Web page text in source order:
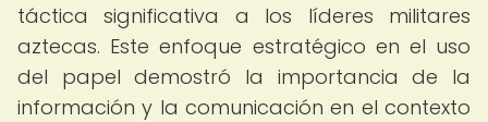
táctica significativa a los líderes militares
aztecas. Este enfoque estratégico en el uso
del papel demostró la importancia de la
información y la comunicación en el contexto